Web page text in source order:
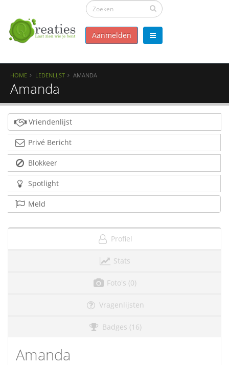
Aanmelden
HOME LEDENLIJST AMANDA
Amanda
Vriendenlijst
Privé Bericht
Blokkeer
Spotlight
Meld
Profiel
Stats
Foto's (0)
Vragenlijsten
Badges (16)
Amanda